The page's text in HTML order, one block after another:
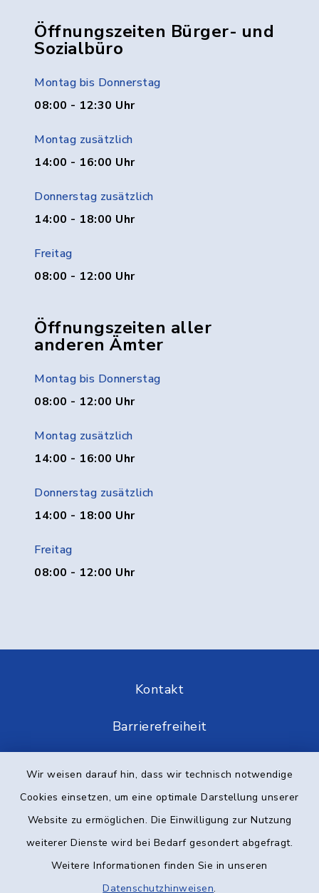
Wir weisen darauf hin, dass wir technisch notwendige
Cookies einsetzen, um eine optimale Darstellung unserer
Website zu ermöglichen. Die Einwilligung zur Nutzung
weiterer Dienste wird bei Bedarf gesondert abgefragt.
Weitere Informationen finden Sie in unseren
Datenschutzhinweisen.
Öffnungszeiten Bürger- und
Sozialbüro
Montag bis Donnerstag
08:00 - 12:30 Uhr
Montag zusätzlich
14:00 - 16:00 Uhr
Donnerstag zusätzlich
14:00 - 18:00 Uhr
Freitag
08:00 - 12:00 Uhr
Öffnungszeiten aller
anderen Ämter
Montag bis Donnerstag
08:00 - 12:00 Uhr
Montag zusätzlich
14:00 - 16:00 Uhr
Donnerstag zusätzlich
14:00 - 18:00 Uhr
Freitag
08:00 - 12:00 Uhr
Kontakt
Barrierefreiheit
Impressum
Elektronische Kommunikation
Sitemap